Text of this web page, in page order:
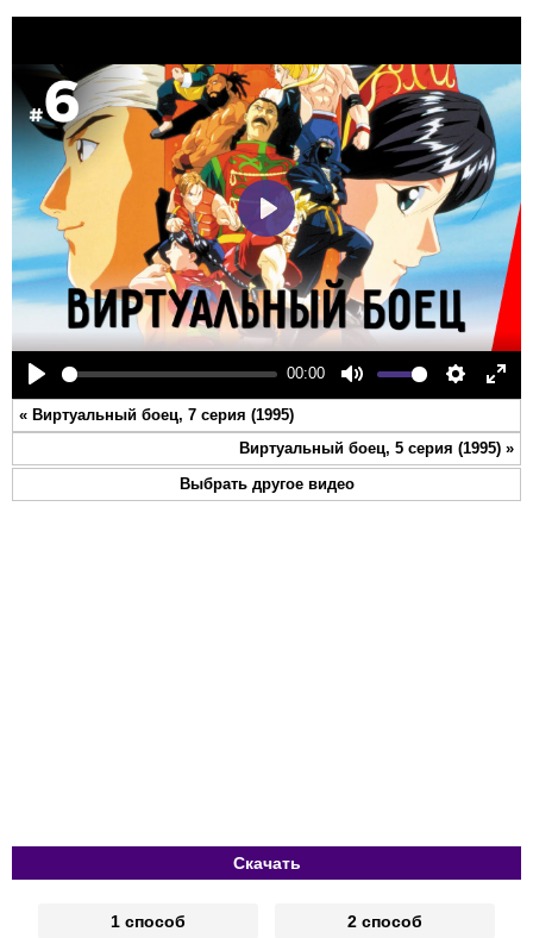
Play
00:00
Mute Settings
Play
« Виртуальный боец, 7 серия (1995)
Виртуальный боец, 5 серия (1995) »
Выбрать другое видео
Скачать
1 способ 2 способ